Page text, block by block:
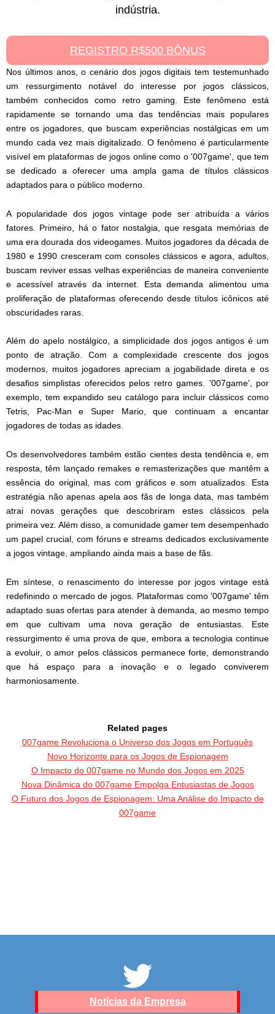
indústria.
REGISTRO R$500 BÔNUS
Nos últimos anos, o cenário dos jogos digitais tem testemunhado
um ressurgimento notável do interesse por jogos clássicos,
também conhecidos como retro gaming. Este fenômeno está
rapidamente se tornando uma das tendências mais populares
entre os jogadores, que buscam experiências nostálgicas em um
mundo cada vez mais digitalizado. O fenômeno é particularmente
visível em plataformas de jogos online como o '007game', que tem
se dedicado a oferecer uma ampla gama de títulos clássicos
adaptados para o público moderno.
A popularidade dos jogos vintage pode ser atribuída a vários
fatores. Primeiro, há o fator nostalgia, que resgata memórias de
uma era dourada dos videogames. Muitos jogadores da década de
1980 e 1990 cresceram com consoles clássicos e agora, adultos,
buscam reviver essas velhas experiências de maneira conveniente
e acessível através da internet. Esta demanda alimentou uma
proliferação de plataformas oferecendo desde títulos icônicos até
obscuridades raras.
Além do apelo nostálgico, a simplicidade dos jogos antigos é um
ponto de atração. Com a complexidade crescente dos jogos
modernos, muitos jogadores apreciam a jogabilidade direta e os
desafios simplistas oferecidos pelos retro games. '007game', por
exemplo, tem expandido seu catálogo para incluir clássicos como
Tetris, Pac-Man e Super Mario, que continuam a encantar
jogadores de todas as idades.
Os desenvolvedores também estão cientes desta tendência e, em
resposta, têm lançado remakes e remasterizações que mantêm a
essência do original, mas com gráficos e som atualizados. Esta
estratégia não apenas apela aos fãs de longa data, mas também
atrai novas gerações que descobriram estes clássicos pela
primeira vez. Além disso, a comunidade gamer tem desempenhado
um papel crucial, com fóruns e streams dedicados exclusivamente
a jogos vintage, ampliando ainda mais a base de fãs.
Em síntese, o renascimento do interesse por jogos vintage está
redefinindo o mercado de jogos. Plataformas como '007game' têm
adaptado suas ofertas para atender à demanda, ao mesmo tempo
em que cultivam uma nova geração de entusiastas. Este
ressurgimento é uma prova de que, embora a tecnologia continue
a evoluir, o amor pelos clássicos permanece forte, demonstrando
que há espaço para a inovação e o legado conviverem
harmoniosamente.
Related pages
007game Revoluciona o Universo dos Jogos em Português
Novo Horizonte para os Jogos de Espionagem
O Impacto do 007game no Mundo dos Jogos em 2025
Nova Dinâmica do 007game Empolga Entusiastas de Jogos
O Futuro dos Jogos de Espionagem: Uma Análise do Impacto de
007game
Notícias da Empresa